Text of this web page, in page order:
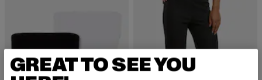
GREAT TO SEE YOU